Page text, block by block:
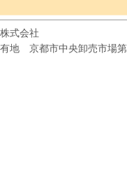
会社
有地 京都市中央卸売市